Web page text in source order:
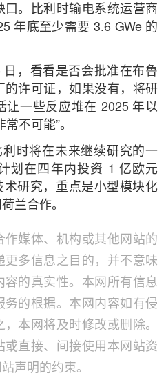
。比利时输电系统运营商
年底至少需要 3.6 GWe 的
，看看是否会批准在布鲁
的许可证，如果没有，将研
让一些反应堆在 2025 年以
不可能”。
时将在未来继续研究的一
划在四年内投资 1 亿欧元
研究，重点是小型模块化
兰合作。
作媒体、机构或其他网站的
更多信息之目的，并不意味
容的真实性。本网所有信息
的根据。本网内容如有侵
本网将及时修改或删除。
或直接、间接使用本网站资
声明的约束。